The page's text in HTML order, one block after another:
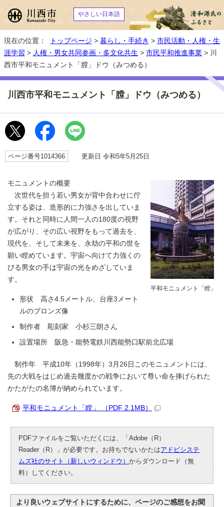
やさしい日本語
現在の位置： トップページ > 暮らし・手続き > 市民活動・人権・生
涯学習 > 人権・男女共同参画・多文化共生 > 市民平和推進事業 > 川
西市平和モニュメント「膛」ドウ（みつめる）
川西市平和モニュメント「膛」ドウ（みつめる）
ページ番号1014366 更新日 令和5年5月25日
平和モニュメント「瞠」
モニュメントの概要
次世代を担う若い男女が背中合わせに佇
立する姿は、造形的に力強さを出していま
す。それと同時に人間一人の180度の視野
が広がり、その広い視野をもって過去を、
現代を、そして未来を、永劫の平和の世を
願い瞠めています。宇宙へ向けて力強くの
びる男女の手は宇宙の光をめざしていま
す。
形状 高さ4.5メートル、台座3メート
ルのブロンズ像
制作者 彫刻家 小杉三朗さん
設置場所 阪急・能勢電鉄川西能勢口駅前北広場
制作年 平成10年（1998年）3月26日このモニュメントには、
先の大戦をはじめ過去幾度かの戦争において尊い命を捧げられた
かたがたの名簿が納められています。
平和モニュメント「瞠」 （PDF 2.1MB）
PDFファイルをご覧いただくには、「Adobe（R）
Reader（R）」が必要です。お持ちでないかたはアドビシステ
ムズ社のサイト（新しいウィンドウ）からダウンロード（無
料）してください。
より良いウェブサイトにするために、ページのご感想をお聞